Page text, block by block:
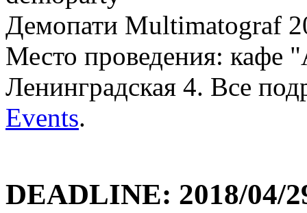
Демопати Multimatograf
Место проведения: кафе
Ленинградская 4. Все
Events.
DEADLINE: 2018/04/